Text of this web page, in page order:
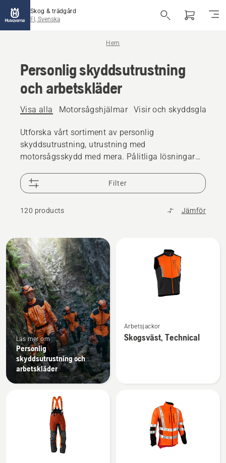
Skog & trädgård
FI, Svenska
Hem
Personlig skyddsutrustning
och arbetskläder
Visa alla Motorsågshjälmar Visir och
Utforska vårt sortiment av personlig
skyddsutrustning, utrustning med
motorsågsskydd med mera. Pålitliga lösningar
utmaningar.
Filter
120 products Jämför
Alla
produkter
Läs mer om
Personlig
skyddsutrustning och
arbetskläder
mer
information
Arbetsjackor
Skogsväst, Technical